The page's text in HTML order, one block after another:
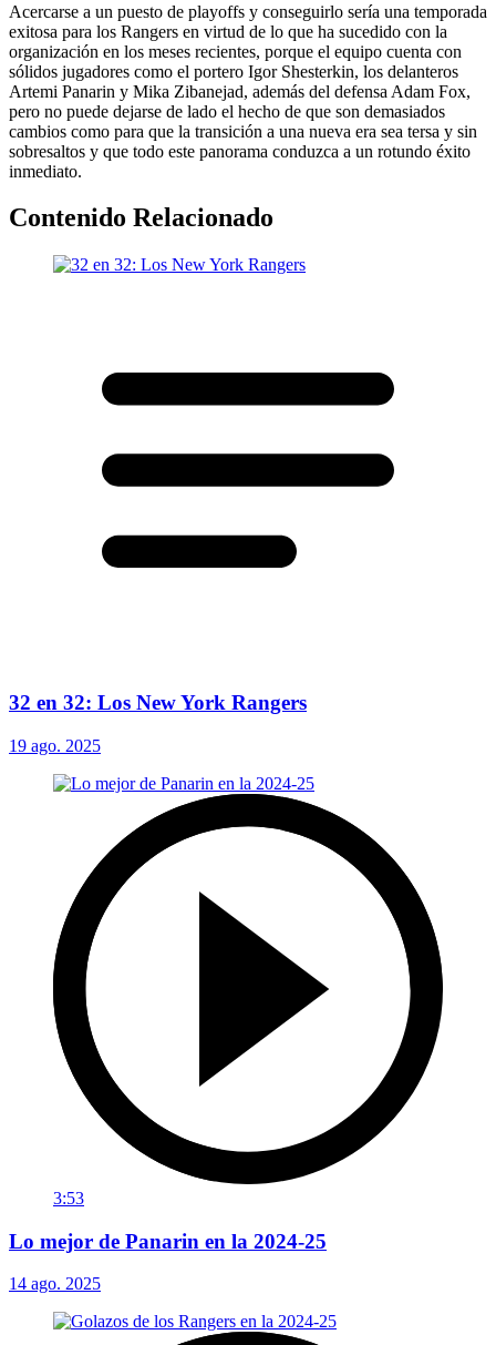
Acercarse a un puesto de playoffs y conseguirlo sería una temporada
exitosa para los Rangers en virtud de lo que ha sucedido con la
organización en los meses recientes, porque el equipo cuenta con
sólidos jugadores como el portero Igor Shesterkin, los delanteros
Artemi Panarin y Mika Zibanejad, además del defensa Adam Fox,
pero no puede dejarse de lado el hecho de que son demasiados
cambios como para que la transición a una nueva era sea tersa y sin
sobresaltos y que todo este panorama conduzca a un rotundo éxito
inmediato.
Contenido Relacionado
32 en 32: Los New York Rangers
19 ago. 2025
3:53
Lo mejor de Panarin en la 2024-25
14 ago. 2025